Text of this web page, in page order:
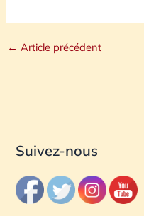
← Article précédent
Suivez-nous